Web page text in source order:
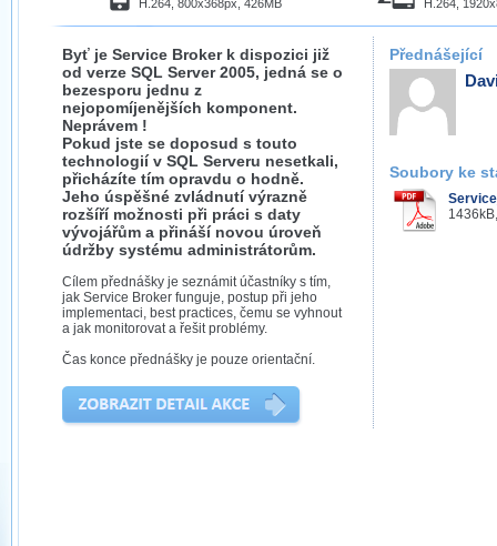
H.264, 800x368px, 426MB H.264,
Byť je Service Broker k dispozici již
od verze SQL Server 2005, jedná se o
bezesporu jednu z
nejopomíjenějších komponent.
Neprávem !
Pokud jste se doposud s touto
technologií v SQL Serveru nesetkali,
přicházíte tím opravdu o hodně.
Jeho úspěšné zvládnutí výrazně
rozšíří možnosti při práci s daty
vývojářům a přináší novou úroveň
údržby systému administrátorům.
Cílem přednášky je seznámit účastníky s tím,
jak Service Broker funguje, postup při jeho
implementaci, best practices, čemu se vyhnout
a jak monitorovat a řešit problémy.
Čas konce přednášky je pouze orientační.
Přednášející
Soubory ke